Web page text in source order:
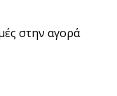
στην αγορά